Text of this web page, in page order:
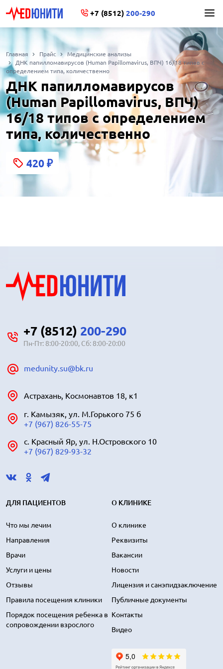
+7 (8512) 200-290
Главная Прайс
Медицинские анализы
ДНК папилломавирусов (Human Papillomavirus, ВПЧ) 16/18 типов с
определением типа, количественно
ДНК папилломавирусов
(Human Papillomavirus, ВПЧ)
16/18 типов с определением
типа, количественно
420 ₽
+7 (8512) 200-290
Пн-Пт: 8:00-20:00, Сб: 8:00-20:00
medunity.su@bk.ru
Астрахань, Космонавтов 18, к1
г. Камызяк, ул. М.Горького 75 б
+7 (967) 826-55-75
с. Красный Яр, ул. Н.Островского 10
+7 (967) 829-93-32
ДЛЯ ПАЦИЕНТОВ
Что мы лечим
Направления
Врачи
Услуги и цены
Отзывы
Правила посещения клиники
Порядок посещения ребенка в
сопровождении взрослого
О КЛИНИКЕ
О клинике
Реквизиты
Вакансии
Новости
Лицензия и санэпидзаключение
Публичные документы
Контакты
Видео